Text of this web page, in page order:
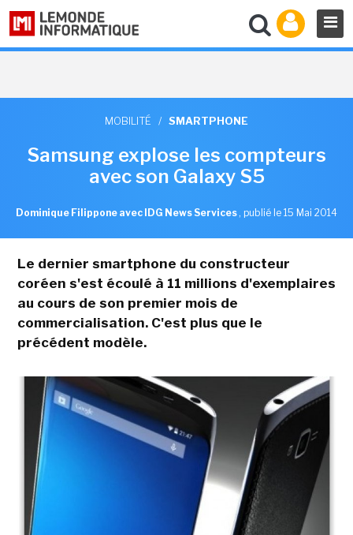
MOBILITÉ / SMARTPHONE
Samsung explose les compteurs
avec son Galaxy S5
Dominique Filippone avec IDG News Services , publié le 15 Mai 2014
Le dernier smartphone du constructeur
coréen s'est écoulé à 11 millions d'exemplaires
au cours de son premier mois de
commercialisation. C'est plus que le
précédent modèle.